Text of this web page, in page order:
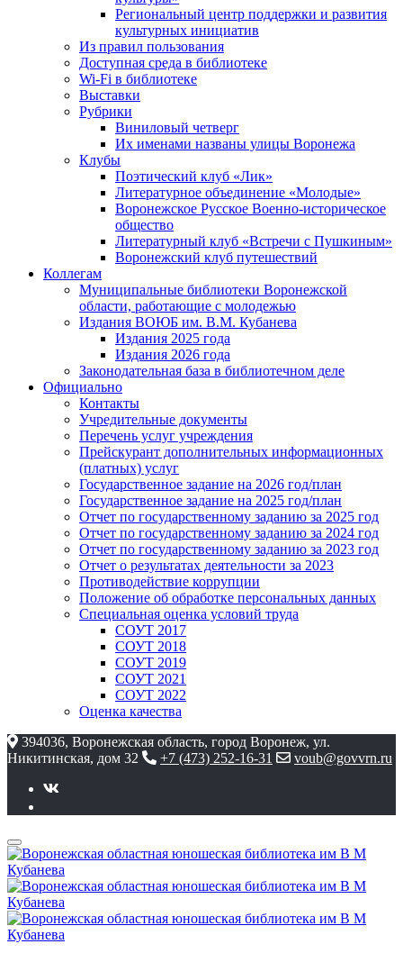
Региональный центр поддержки и развития
культурных инициатив
Из правил пользования
Доступная среда в библиотеке
Wi-Fi в библиотеке
Выставки
Рубрики
Виниловый четверг
Их именами названы улицы Воронежа
Клубы
Поэтический клуб «Лик»
Литературное объединение «Молодые»
Воронежское Русское Военно-историческое
общество
Литературный клуб «Встречи с Пушкиным»
Воронежский клуб путешествий
Коллегам
Муниципальные библиотеки Воронежской
области, работающие с молодежью
Издания ВОЮБ им. В.М. Кубанева
Издания 2025 года
Издания 2026 года
Законодательная база в библиотечном деле
Официально
Контакты
Учредительные документы
Перечень услуг учреждения
Прейскурант дополнительных информационных
(платных) услуг
Государственное задание на 2026 год/план
Государственное задание на 2025 год/план
Отчет по государственному заданию за 2025 год
Отчет по государственному заданию за 2024 год
Отчет по государственному заданию за 2023 год
Отчет о результатах деятельности за 2023
Противодействие коррупции
Положение об обработке персональных данных
Специальная оценка условий труда
СОУТ 2017
СОУТ 2018
СОУТ 2019
СОУТ 2021
СОУТ 2022
Оценка качества
394036, Воронежская область, город Воронеж, ул.
Никитинская, дом 32
+7 (473) 252-16-31 voub@govvrn.ru